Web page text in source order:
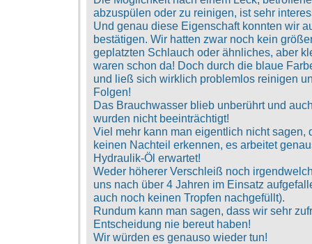
abzuspülen oder zu reinigen, ist sehr
Und genau diese Eigenschaft konnten wir
bestätigen. Wir hatten zwar noch kein
geplatzten Schlauch oder ähnliches, aber
waren schon da! Doch durch die blaue
und ließ sich wirklich problemlos reinigen
Folgen!
Das Brauchwasser blieb unberührt und
wurden nicht beeinträchtigt!
Viel mehr kann man eigentlich nicht sagen,
keinen Nachteil erkennen, es arbeitet
Hydraulik-Öl erwartet!
Weder höherer Verschleiß noch
uns nach über 4 Jahren im Einsatz
auch noch keinen Tropfen nachgefüllt).
Rundum kann man sagen, dass wir sehr
Entscheidung nie bereut haben!
Wir würden es genauso wieder tun!